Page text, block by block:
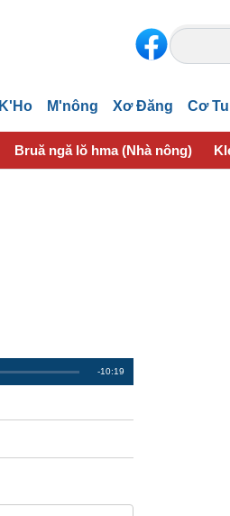
K'Ho M'nông Xơ Đăng Cơ Tu
Bruă ngă lŏ hma (Nhà nông)
R
n
-10:19